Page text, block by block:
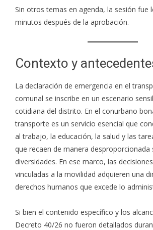
Sin otros temas en agenda, la sesión fue
minutos después de la aprobación.
Contexto y
La declaración de emergencia en el
comunal se inscribe en un escenario
cotidiana del distrito. En el conurbano
transporte es un servicio esencial que
al trabajo, la educación, la salud y las
que recaen de manera
diversidades. En ese marco, las
vinculadas a la movilidad adquieren una
derechos humanos que excede lo
Si bien el contenido específico y los
Decreto 40/26 no fueron detallados